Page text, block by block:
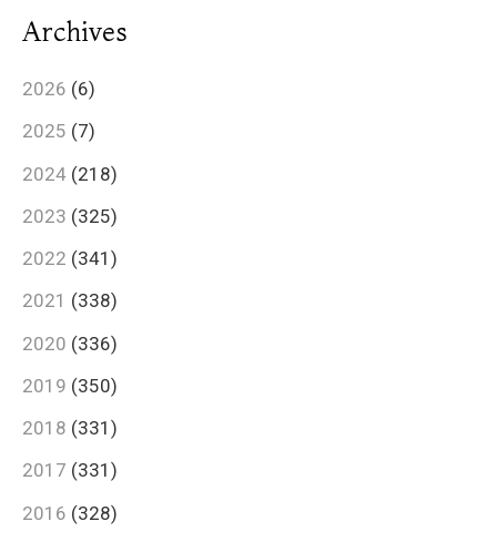
Archives
2026 (6)
2025 (7)
2024 (218)
2023 (325)
2022 (341)
2021 (338)
2020 (336)
2019 (350)
2018 (331)
2017 (331)
2016 (328)